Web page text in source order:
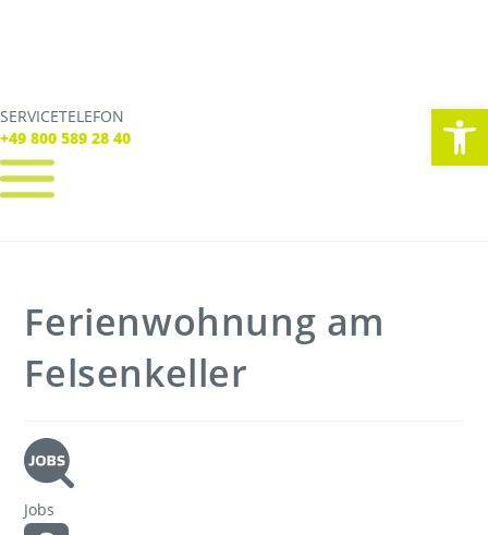
SERVICETELEFON
+49 800 589 28 40
SERVICE TELEFON
+49 800 589 28 40
Tickets
Freizeit
Unternehmen
Ferienwohnung am
Felsenkeller
Jobs